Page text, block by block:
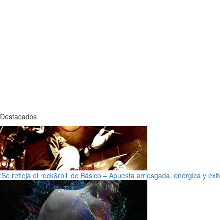
Destacados
‘Se refleja el rock&roll’ de Básico – Apuesta arriesgada, enérgica y